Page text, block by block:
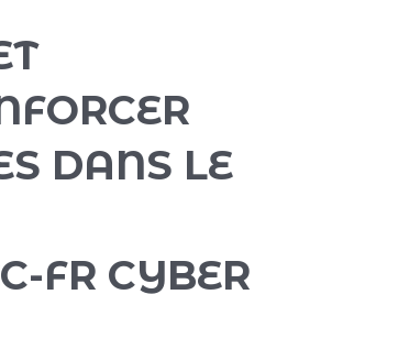
DANS LE
FR CYBER